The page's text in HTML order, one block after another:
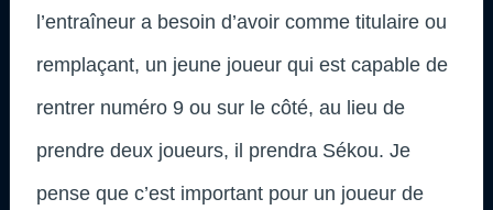
l’entraîneur a besoin d’avoir comme titulaire ou
remplaçant, un jeune joueur qui est capable de
rentrer numéro 9 ou sur le côté, au lieu de
prendre deux joueurs, il prendra Sékou. Je
pense que c’est important pour un joueur de